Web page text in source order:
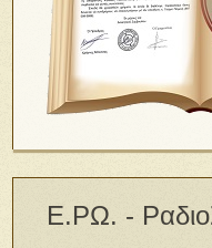
Ε.ΡΩ. -